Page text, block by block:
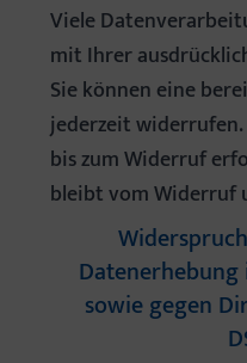
Viele
mit Ihrer
Sie können eine
jederzeit
bis zum Widerruf
bleibt vom Widerruf
sowie gegen